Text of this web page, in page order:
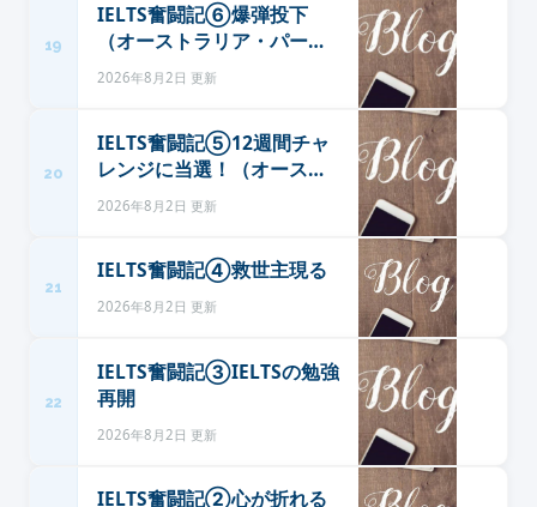
19
IELTS奮闘記⑥爆弾投下
（オーストラリア・パース
でソーシャルワークな
2026年8月2日 更新
20
IELTS奮闘記⑤12週間チャ
レンジに当選！（オースト
ラリア・パースでソーシャ
ルワークな日々）
2026年8月2日 更新
21
IELTS奮闘記④救世主現る
2026年8月2日 更新
22
IELTS奮闘記③IELTSの勉強
再開
2026年8月2日 更新
IELTS奮闘記②心が折れる